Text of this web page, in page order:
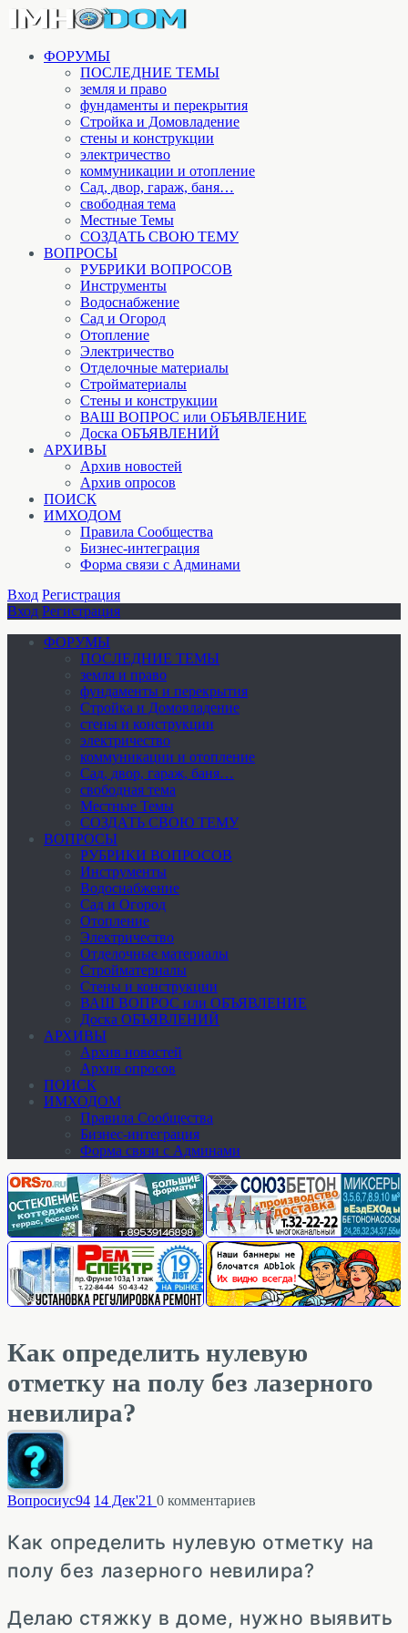
ФОРУМЫ
ПОСЛЕДНИЕ ТЕМЫ
земля и право
фундаменты и перекрытия
Стройка и Домовладение
стены и конструкции
электричество
коммуникации и отопление
Cад, двор, гараж, баня…
свободная тема
Местные Темы
СОЗДАТЬ СВОЮ ТЕМУ
ВОПРОСЫ
РУБРИКИ ВОПРОСОВ
Инструменты
Водоснабжение
Сад и Огород
Отопление
Электричество
Отделочные материалы
Стройматериалы
Стены и конструкции
ВАШ ВОПРОС или ОБЪЯВЛЕНИЕ
Доска ОБЪЯВЛЕНИЙ
АРХИВЫ
Архив новостей
Архив опросов
ПОИСК
ИМХОДОМ
Правила Сообщества
Бизнес-интеграция
Форма связи с Админами
Вход Регистрация
Вход Регистрация
ФОРУМЫ
ПОСЛЕДНИЕ ТЕМЫ
земля и право
фундаменты и перекрытия
Стройка и Домовладение
стены и конструкции
электричество
коммуникации и отопление
Cад, двор, гараж, баня…
свободная тема
Местные Темы
СОЗДАТЬ СВОЮ ТЕМУ
ВОПРОСЫ
РУБРИКИ ВОПРОСОВ
Инструменты
Водоснабжение
Сад и Огород
Отопление
Электричество
Отделочные материалы
Стройматериалы
Стены и конструкции
ВАШ ВОПРОС или ОБЪЯВЛЕНИЕ
Доска ОБЪЯВЛЕНИЙ
АРХИВЫ
Архив новостей
Архив опросов
ПОИСК
ИМХОДОМ
Правила Сообщества
Бизнес-интеграция
Форма связи с Админами
Как определить нулевую
отметку на полу без лазерного
невилира?
Вопросиус94 14 Дек'21 0 комментариев
Как определить нулевую отметку на
полу без лазерного невилира?
Делаю стяжку в доме, нужно выявить